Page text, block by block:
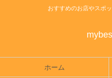
おすすめのお店やスポ
ホーム